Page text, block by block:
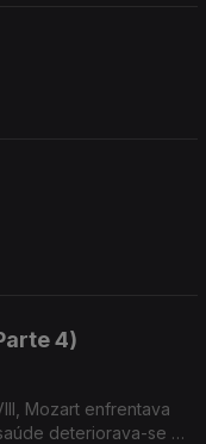
4)
Mozart enfrentava
deteriorava-se a